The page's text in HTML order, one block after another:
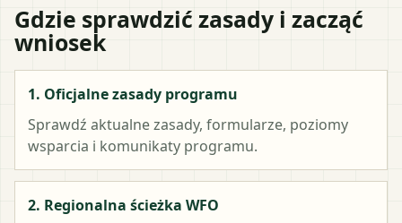
Gdzie sprawdzić zasady i zacząć
wniosek
1. Oficjalne zasady programu
Sprawdź aktualne zasady, formularze, poziomy
wsparcia i komunikaty programu.
2. Regionalna ścieżka WFO